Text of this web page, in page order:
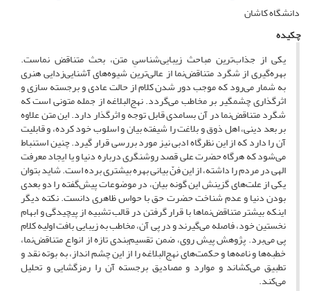
دانشگاه کاشان
چکیده
یکی از جذاب‌ترین مباحث زیبایی‌شناسیِ متن، بحث متناقض نماست.
بهره‌گیری از شگرد متناقض‌نما از عالی‌ترین شیوه‌های آشنایی‌زدایی هنری
به ‌شمار می‌رود که موجب دور شدن کلام از حالت عادی و برجسته سازی و
اثرگذاری چشمگیر بر مخاطب می‌گردد. نهج‌البلاغه از جمله متونی است که
شگرد متناقض‌نما در آن بسامدی قابل توجه و اثرگذار دارد. این متن علاوه
بر بعد دینی، اهل ذوق و بلاغت را شیفته بیان و اسلوب خود کرده، و قابلیت
آن را دارد که از این نظرگاه ادبی نیز مورد بررسی قرار گیرد. چنین استنباط
می‌شود که هرگاه حضرت علی قصد روشنگری درباره دنیا و یا ایجاد معرفت
الهی در مردم را داشته، از این فنّ بیانی بهره بیشتری برده‌ است. شاید بتوان
یکی از علت‌های گزینش این گونه بیان، در موضوعات پیش‌گفته را دو بعدی
بودن دنیا و عدم شناخت حضرت حق با حواس ظاهری دانست. نکته دیگر
اینکه بیشتر متناقض‌نماها با قرار گرفتن در قالب تشبیه از پیچیدگی و ابهام
نخستین خود، فاصله می‌گیرند و در پی آن، مخاطب به زیبایی بافت اولیه کلام
پی می‌برد. پژوهش پیش روی، ضمن تقسیم‌بندی تازه از انواع متناقض‌نما،
خطبه‌ها و نامه‌ها و حکمت‌های نهج‌البلاغه را از این چشم انداز، به بوته نقد و
تطبیق می‌کشاند و موارد و مصادیق برجسته آن را رمزگشایی و تحلیل
می‌کند.